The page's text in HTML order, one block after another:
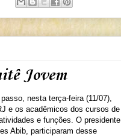
Jovem
nesta terça-feira (11/07),
e os acadêmicos dos cursos de
e funções. O presidente
Abib, participaram desse